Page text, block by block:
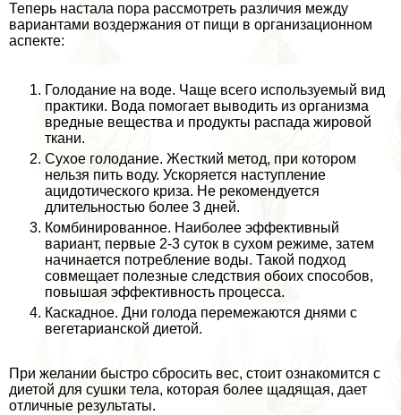
Теперь настала пора рассмотреть различия между
вариантами воздержания от пищи в организационном
аспекте:
Голодание на воде. Чаще всего используемый вид
пpaктики. Вода помогает выводить из организма
вредные вещества и продукты распада жировой
ткани.
Сухое голодание. Жесткий метод, при котором
нельзя пить воду. Ускоряется наступление
ацидотического криза. Не рекомендуется
длительностью более 3 дней.
Комбинированное. Наиболее эффективный
вариант, первые 2-3 суток в сухом режиме, затем
начинается потрeбление воды. Такой подход
совмещает полезные следствия обоих способов,
повышая эффективность процесса.
Каскадное. Дни голода перемежаются днями с
вегетарианской диетой.
При желании быстро сбросить вес, стоит ознакомится с
диетой для сушки тела, которая более щадящая, дает
отличные результаты.